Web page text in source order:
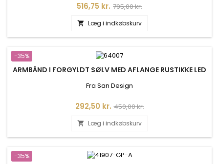
Pris
516,75 kr. Normalpris
795,00 kr.
 Læg i indkøbskurv
-35%
ARMBÅND I FORGYLDT SØLV MED AFLANGE RUSTIKKE LED
Fra San Design
Pris
292,50 kr. Normalpris
450,00 kr.
 Læg i indkøbskurv
-35%